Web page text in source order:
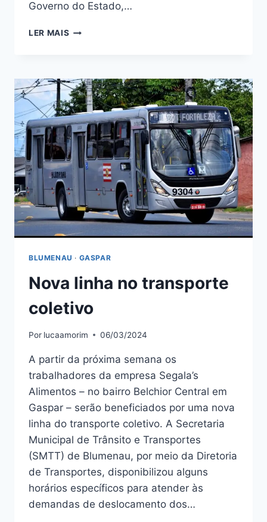
Governo do Estado,…
LER MAIS TRANSPORTE
PELA
EXPRESSO
PRESIDENTE
A
PARTIR
DESTA
QUINTA-
FEIRA
BLUMENAU · GASPAR
Nova linha no transporte
coletivo
Por lucaamorim 06/03/2024
A partir da próxima semana os
trabalhadores da empresa Segala’s
Alimentos – no bairro Belchior Central em
Gaspar – serão beneficiados por uma nova
linha do transporte coletivo. A Secretaria
Municipal de Trânsito e Transportes
(SMTT) de Blumenau, por meio da Diretoria
de Transportes, disponibilizou alguns
horários específicos para atender às
demandas de deslocamento dos…